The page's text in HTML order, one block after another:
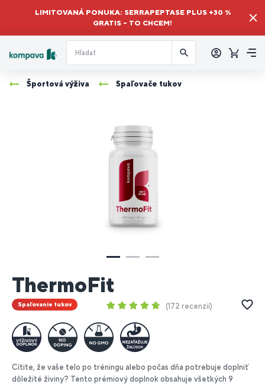
LIMITOVANÁ PONUKA: SERRAPEPTASE PLUS +30 %
GRATIS – TO CHCEM!
sa
Košík
Športová výživa Spaľovače tukov
ThermoFit
Spaľovanie tukov 172 recenzií
Cítite, že vaše telo po tréningu alebo počas dňa potrebuje doplniť
dôležité živiny? Tento prémiový doplnok obsahuje všetkých 9